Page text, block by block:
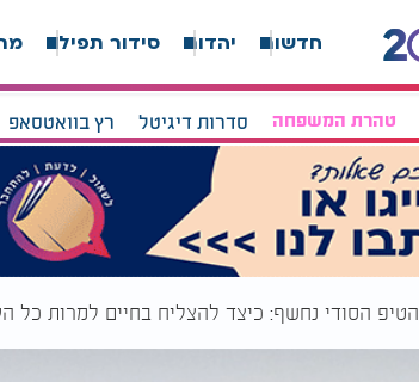
חדשות יהדות סידור תפילה
טהרת המשפחה סדרות דיגיטל רץ בוואטסאפ
הטיפ הסודי נחשף: כיצד להצליח בחיים למרות כל